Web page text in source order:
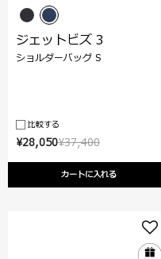
¥37,400
¥28,050
カートに入れる
ジェットビズ 3
ショルダーバッグ S
比較する